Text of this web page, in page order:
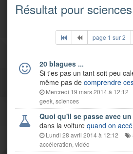
Résultat pour sciences
page 1 sur 2
20 blagues ...
Si t'es pas un tant soit peu
même pas de comprendre
Mercredi 19 mars 2014 à 12:12
geek, sciences
Quoi qu'il se passe avec
dans la voiture quand on
Lundi 28 avril 2014 à 12:12
accéleration, vidéo